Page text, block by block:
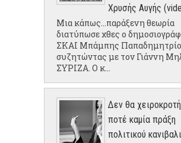
Χρυσής Αυγής
Μια κάπως...παράξενη θεωρία
διατύπωσε χθες ο
ΣΚΑΙ Μπάμπης
συζητώντας με τον Γιάννη
ΣΥΡΙΖΑ. Ο κ...
Δεν θα
ποτέ καμία πράξη
πολιτικού